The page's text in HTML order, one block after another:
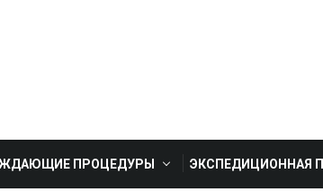
ПРОЦЕДУРЫ ЭКСПЕДИЦИОННАЯ